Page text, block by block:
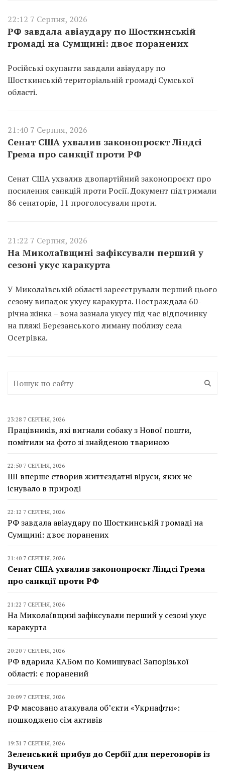
22:12 7 Серпня, 2026
РФ завдала авіаудару по Шосткинській
громаді на Сумщині: двоє поранених
Російські окупанти завдали авіаудару по
Шосткинській територіальній громаді Сумської
області.
21:40 7 Серпня, 2026
Сенат США ухвалив законопроєкт Ліндсі
Грема про санкції проти РФ
Сенат США ухвалив двопартійний законопроєкт про
посилення санкцій проти Росії. Документ підтримали
86 сенаторів, 11 проголосували проти.
21:22 7 Серпня, 2026
На Миколаївщині зафіксували перший у
сезоні укус каракурта
У Миколаївській області зареєстрували перший цього
сезону випадок укусу каракурта. Постраждала 60-
річна жінка – вона зазнала укусу під час відпочинку
на пляжі Березанського лиману поблизу села
Осетрівка.
23:28 7 СЕРПНЯ, 2026
Працівників, які вигнали собаку з Нової пошти,
помітили на фото зі знайденою твариною
22:50 7 СЕРПНЯ, 2026
ШІ вперше створив життєздатні віруси, яких не
існувало в природі
22:12 7 СЕРПНЯ, 2026
РФ завдала авіаудару по Шосткинській громаді на
Сумщині: двоє поранених
21:40 7 СЕРПНЯ, 2026
Сенат США ухвалив законопроєкт Ліндсі Грема
про санкції проти РФ
21:22 7 СЕРПНЯ, 2026
На Миколаївщині зафіксували перший у сезоні укус
каракурта
20:20 7 СЕРПНЯ, 2026
РФ вдарила КАБом по Комишувасі Запорізької
області: є поранений
20:09 7 СЕРПНЯ, 2026
РФ масовано атакувала об’єкти «Укрнафти»:
пошкоджено сім активів
19:31 7 СЕРПНЯ, 2026
Зеленський прибув до Сербії для переговорів із
Вучичем